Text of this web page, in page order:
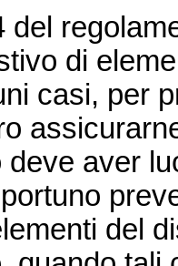
del
di
casi, per
aver
del